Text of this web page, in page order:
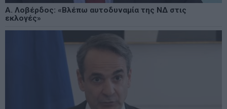
Α. Λοβέρδος: «Βλέπω αυτοδυναμία της ΝΔ στις
εκλογές»